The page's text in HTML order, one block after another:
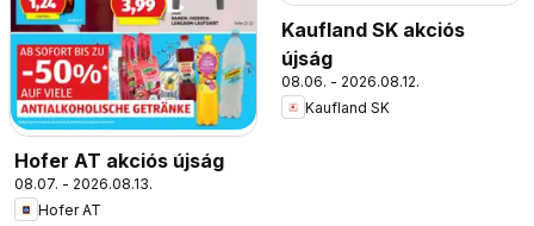
Hofer AT akciós újság
08.07. - 2026.08.13.
Hofer AT
Kaufland SK akciós
újság
08.06. - 2026.08.12.
Kaufland SK